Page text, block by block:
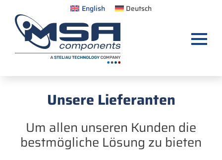
English Deutsch
Unsere Lieferanten
Um allen unseren Kunden die
bestmögliche Lösung zu bieten